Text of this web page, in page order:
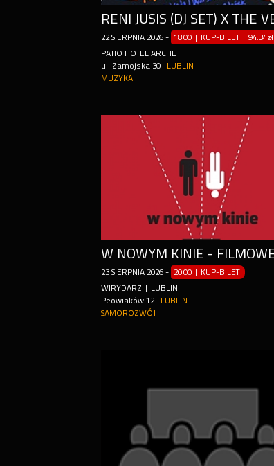
22 SIERPNIA 2026 - 18:00 | KUP-BILET | 94.34zł
PATIO HOTEL ARCHE
ul. Zamojska 30
LUBLIN
MUZYKA
23 SIERPNIA 2026 - 20:00 | KUP-BILET
WIRYDARZ | LUBLIN
Peowiaków 12
LUBLIN
SAMOROZWÓJ